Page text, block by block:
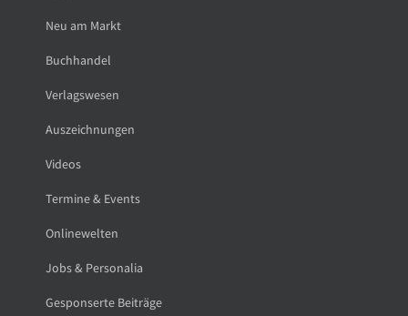
Neu am Markt
Buchhandel
Verlagswesen
Auszeichnungen
Videos
Termine & Events
Onlinewelten
Jobs & Personalia
Gesponserte Beiträge